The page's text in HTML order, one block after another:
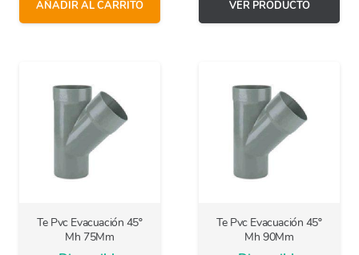
AÑADIR AL CARRITO VER PRODUCTO
Te Pvc Evacuación 45º
Mh 75Mm
Te Pvc Evacuación 45º
Mh 90Mm